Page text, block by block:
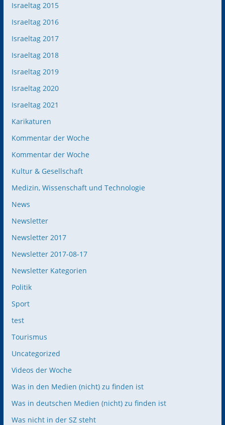
Israeltag 2015
Israeltag 2016
Israeltag 2017
Israeltag 2018
Israeltag 2019
Israeltag 2020
Israeltag 2021
Karikaturen
Kommentar der Woche
Kommentar der Woche
Kultur & Gesellschaft
Medizin, Wissenschaft und Technologie
News
Newsletter
Newsletter 2017
Newsletter 2017-08-17
Newsletter Kategorien
Politik
Sport
test
Tourismus
Uncategorized
Videos der Woche
Was in den Medien (nicht) zu finden ist
Was in deutschen Medien (nicht) zu finden ist
Was nicht in der SZ steht